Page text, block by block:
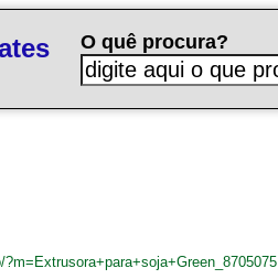
O quê procura?